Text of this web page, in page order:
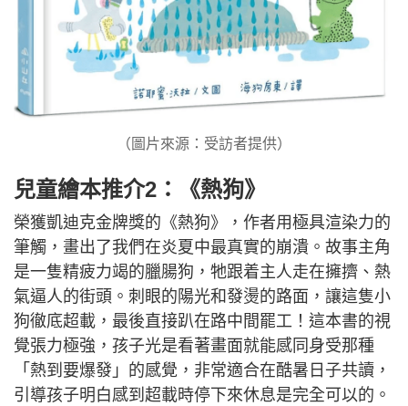
（圖片來源：受訪者提供）
兒童繪本推介2：《熱狗》
榮獲凱迪克金牌獎的《熱狗》，作者用極具渲染力的
筆觸，畫出了我們在炎夏中最真實的崩潰。故事主角
是一隻精疲力竭的臘腸狗，牠跟着主人走在擁擠、熱
氣逼人的街頭。刺眼的陽光和發燙的路面，讓這隻小
狗徹底超載，最後直接趴在路中間罷工！這本書的視
覺張力極強，孩子光是看著畫面就能感同身受那種
「熱到要爆發」的感覺，非常適合在酷暑日子共讀，
引導孩子明白感到超載時停下來休息是完全可以的。